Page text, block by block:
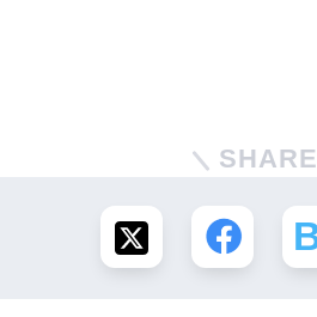
SHARE